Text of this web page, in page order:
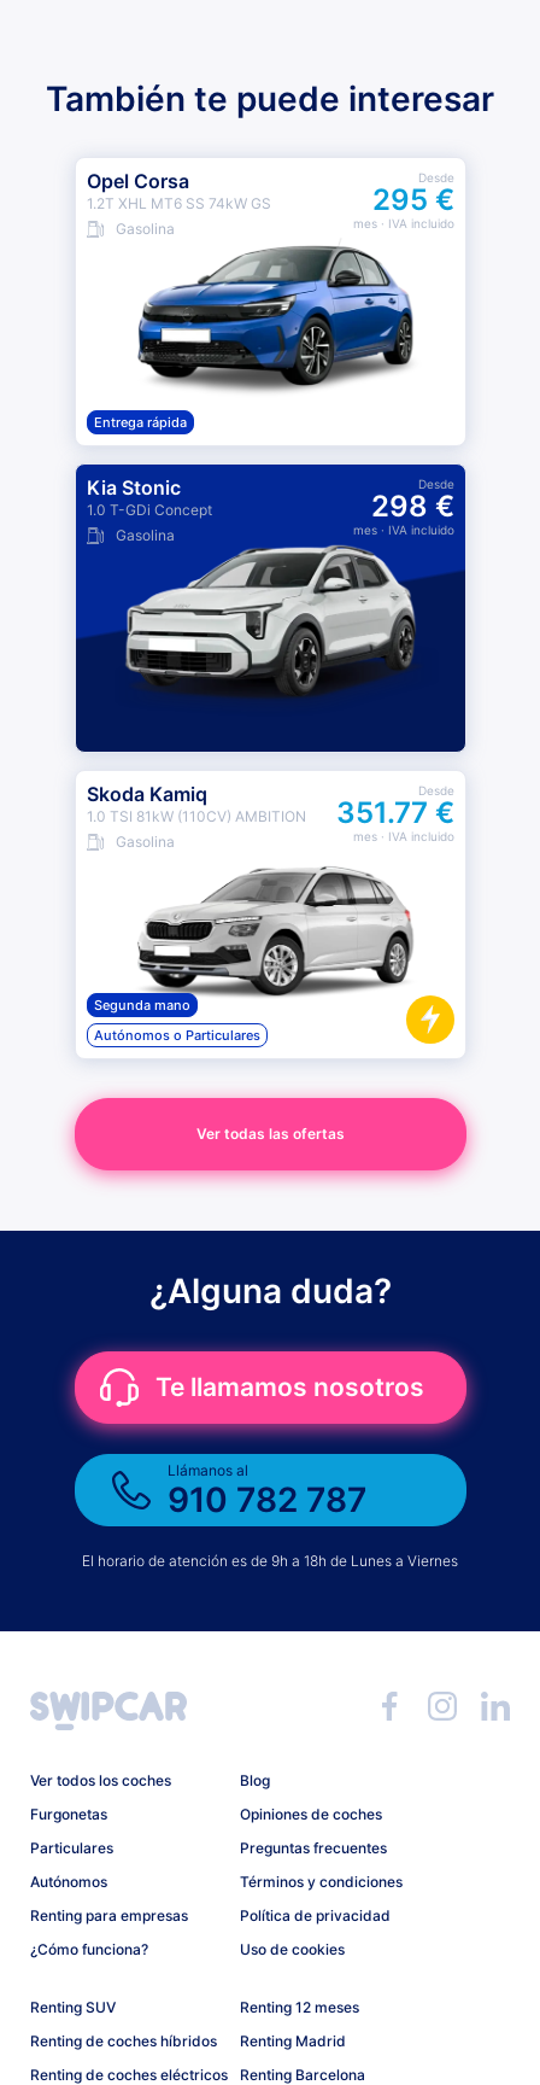
También te puede interesar
Opel Corsa
1.2T XHL MT6 SS 74kW GS
Gasolina
Desde
295 €
mes· IVA incluido
Entrega rápida
Kia Stonic
1.0 T-GDi Concept
Gasolina
Desde
298 €
mes· IVA incluido
Skoda Kamiq
1.0 TSI 81kW (110CV) AMBITION
Gasolina
Desde
351.77 €
mes· IVA incluido
Segunda mano
Autónomos o Particulares
Ver todas las ofertas
¿Alguna duda?
Te llamamos nosotros
Llámanos al
910 782 787
El horario de atención es de 9h a 18h de Lunes a Viernes
Ver todos los coches
Furgonetas
Particulares
Autónomos
Renting para empresas
¿Cómo funciona?
Blog
Opiniones de coches
Preguntas frecuentes
Términos y condiciones
Política de privacidad
Uso de cookies
Renting SUV
Renting de coches híbridos
Renting de coches eléctricos
Renting 12 meses
Renting Madrid
Renting Barcelona